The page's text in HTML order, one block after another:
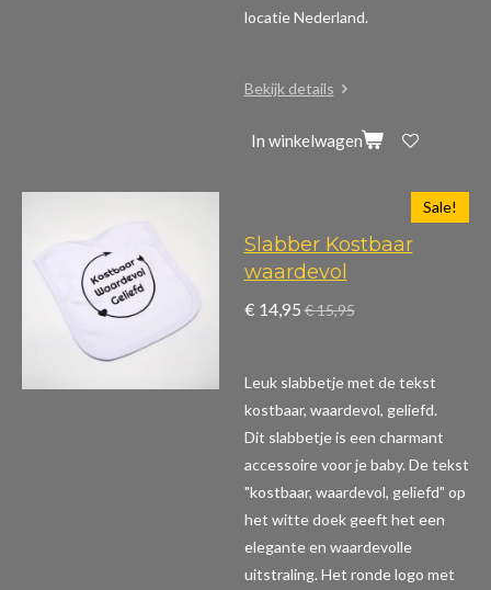
locatie Nederland.
Bekijk details
In winkelwagen
Sale!
Slabber Kostbaar
waardevol
€ 14,95 € 15,95
Leuk slabbetje met de tekst
kostbaar, waardevol, geliefd.
Dit slabbetje is een charmant
accessoire voor je baby. De tekst
"kostbaar, waardevol, geliefd" op
het witte doek geeft het een
elegante en waardevolle
uitstraling. Het ronde logo met